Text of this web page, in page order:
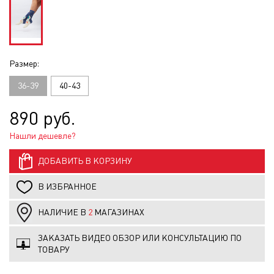
Размер:
36-39 40-43
890 руб.
Нашли дешевле?
ДОБАВИТЬ В КОРЗИНУ
В ИЗБРАННОЕ
НАЛИЧИЕ В 2 МАГАЗИНАХ
ЗАКАЗАТЬ ВИДЕО ОБЗОР ИЛИ КОНСУЛЬТАЦИЮ ПО
ТОВАРУ